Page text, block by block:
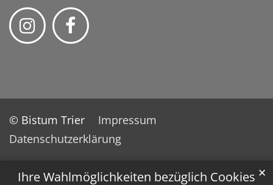
Ihre Wahlmöglichkeiten bezüglich Cookies ✕
© Bistum Trier
Impressum
Datenschutzerklärung